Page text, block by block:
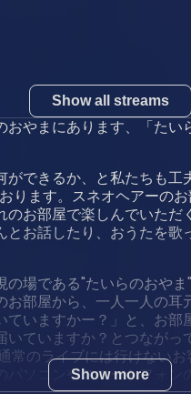
Show all streams
やまにあります、「た
できるか、と私たちも
ります。スネオヘアーの
お部屋で楽しんでいた
お話したり、おうたを
場である"たいらのおや
部屋から、一人一人の
ていますかー？」と、お
ていますか？とつながっ
常のライブには行けない
パソコンやスマートフォン
Show more